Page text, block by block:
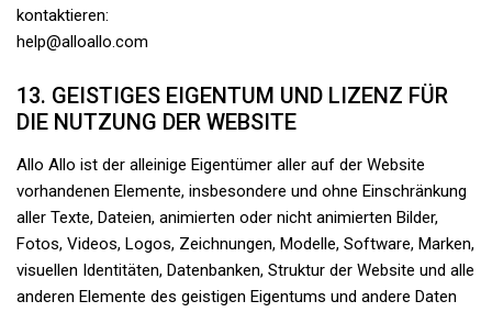
kontaktieren:
help@alloallo.com
13. GEISTIGES EIGENTUM UND LIZENZ FÜR
DIE NUTZUNG DER WEBSITE
Allo Allo ist der alleinige Eigentümer aller auf der Website
vorhandenen Elemente, insbesondere und ohne Einschränkung
aller Texte, Dateien, animierten oder nicht animierten Bilder,
Fotos, Videos, Logos, Zeichnungen, Modelle, Software, Marken,
visuellen Identitäten, Datenbanken, Struktur der Website und alle
anderen Elemente des geistigen Eigentums und andere Daten